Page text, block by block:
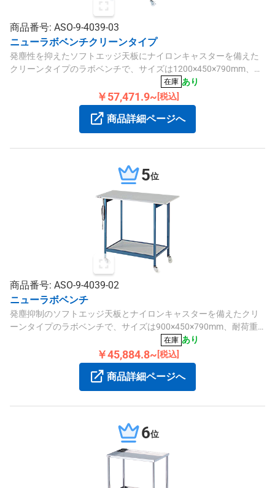
商品番号: ASO-9-4039-03
ニューラボベンチクリーンタイプ
発塵性を抑えたソフトエッジ天板にナイロンキャスターを備えた
クリーンタイプのラボベンチで、サイズは1200×450×790mm、耐
在庫 あり
￥57,471.9~[税込]
商品詳細ページへ
5位
商品番号: ASO-9-4039-02
ニューラボベンチ
発塵抑制のソフトエッジ天板とナイロンキャスターを備えたクリ
ーンタイプのラボベンチで、サイズは900×450×790mm、耐荷重
在庫 あり
￥45,884.8~ [税込]
商品詳細ページへ
6位